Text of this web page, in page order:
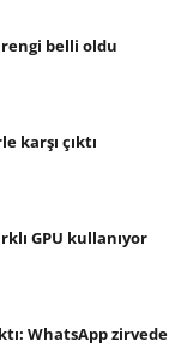
rengi belli oldu
karşı çıktı
GPU kullanıyor
WhatsApp zirvede